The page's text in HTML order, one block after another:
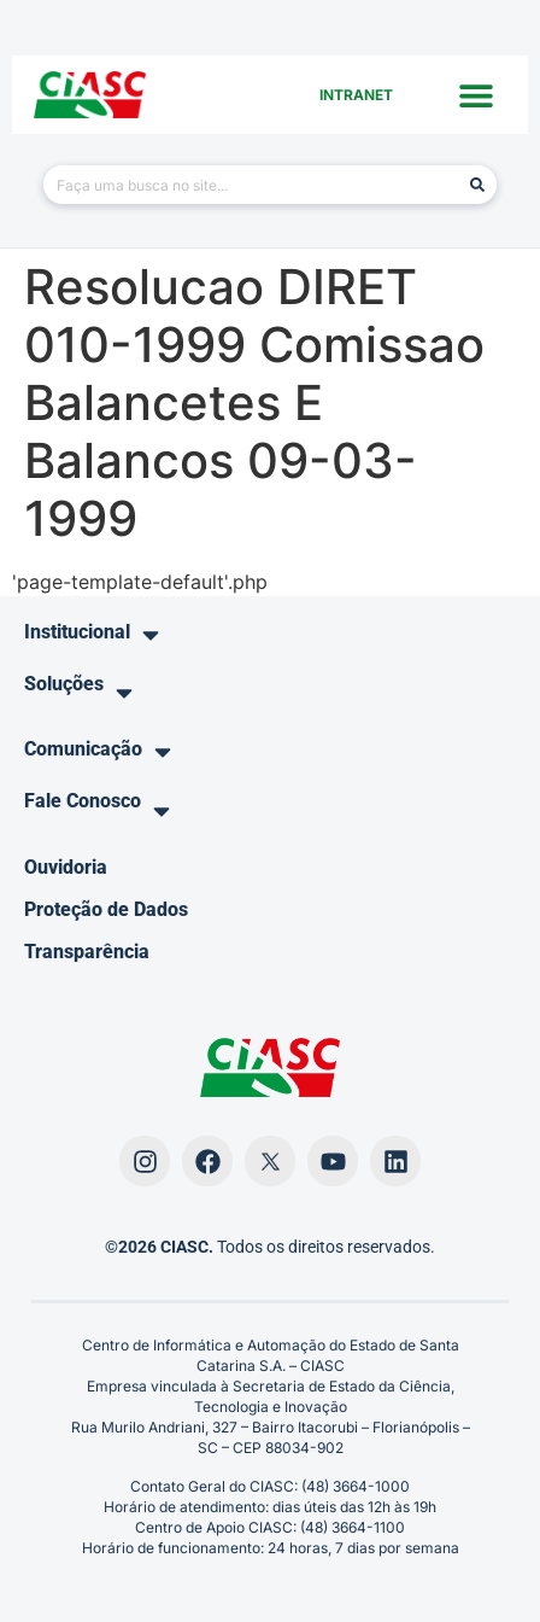
INTRANET
Resolucao DIRET
010-1999 Comissao
Balancetes E
Balancos 09-03-
1999
'page-template-default'.php
Institucional
Soluções
Comunicação
Fale Conosco
Ouvidoria
Proteção de Dados
Transparência
©2026 CIASC. Todos os direitos reservados.
Centro de Informática e Automação do Estado de Santa
Catarina S.A. – CIASC
Empresa vinculada à Secretaria de Estado da Ciência,
Tecnologia e Inovação
Rua Murilo Andriani, 327 – Bairro Itacorubi – Florianópolis –
SC – CEP 88034-902
Contato Geral do CIASC: (48) 3664-1000
Horário de atendimento: dias úteis das 12h às 19h
Centro de Apoio CIASC: (48) 3664-1100
Horário de funcionamento: 24 horas, 7 dias por semana